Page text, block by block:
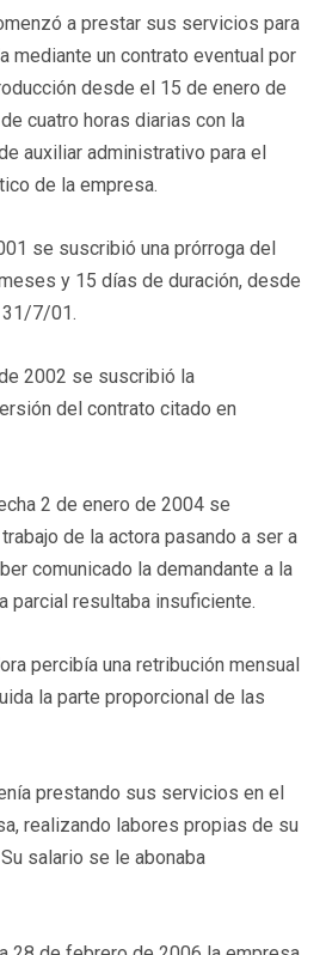
a prestar sus servicios para
mediante un contrato eventual por
desde el 15 de enero de
cuatro horas diarias con la
auxiliar administrativo para el
de la empresa.
se suscribió una prórroga del
y 15 días de duración, desde
7/01.
2002 se suscribió la
del contrato citado en
2 de enero de 2004 se
de la actora pasando a ser a
comunicado la demandante a la
parcial resultaba insuficiente.
percibía una retribución mensual
la parte proporcional de las
prestando sus servicios en el
realizando labores propias de su
salario se le abonaba